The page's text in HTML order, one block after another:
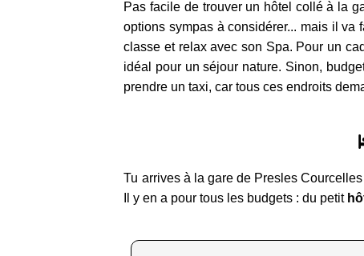
Pas facile de trouver un hôtel collé à la
options sympas à considérer... mais il
classe et relax avec son Spa. Pour un
idéal pour un séjour nature. Sinon,
prendre un taxi, car tous ces endroits
Tu arrives à la gare de Presles
Il y en a pour tous les budgets : du petit